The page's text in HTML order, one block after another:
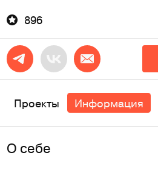
896
Проекты Информация
O себе